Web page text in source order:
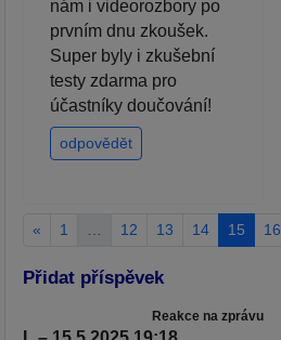
nám i videorozbory po
prvním dnu zkoušek.
Super byly i zkušební
testy zdarma pro
účastníky doučování!
odpovědět
« 1 12 13 14 15 16
Přidat příspěvek
Reakce na zprávu